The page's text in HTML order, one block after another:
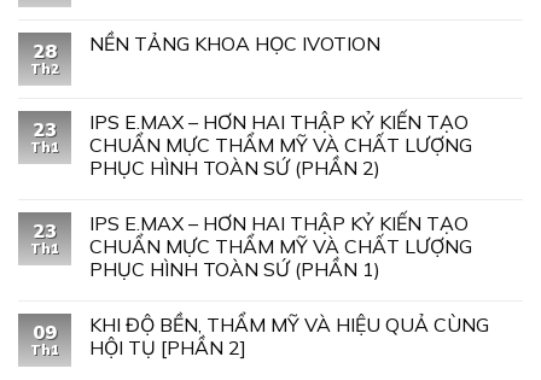
28
Th2
NỀN TẢNG KHOA HỌC IVOTION
23
Th1
IPS E.MAX – HƠN HAI THẬP KỶ KIẾN TẠO
CHUẨN MỰC THẨM MỸ VÀ CHẤT LƯỢNG
PHỤC HÌNH TOÀN SỨ (PHẦN 2)
23
Th1
IPS E.MAX – HƠN HAI THẬP KỶ KIẾN TẠO
CHUẨN MỰC THẨM MỸ VÀ CHẤT LƯỢNG
PHỤC HÌNH TOÀN SỨ (PHẦN 1)
09
Th1
KHI ĐỘ BỀN, THẨM MỸ VÀ HIỆU QUẢ CÙNG
HỘI TỤ [PHẦN 2]